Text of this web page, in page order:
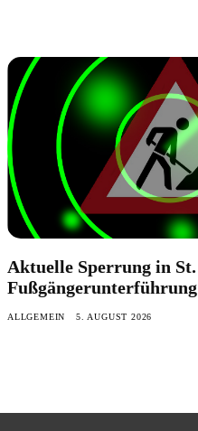
Aktuelle Sperrung in
ALLGEMEIN 5. AUGUST 2026